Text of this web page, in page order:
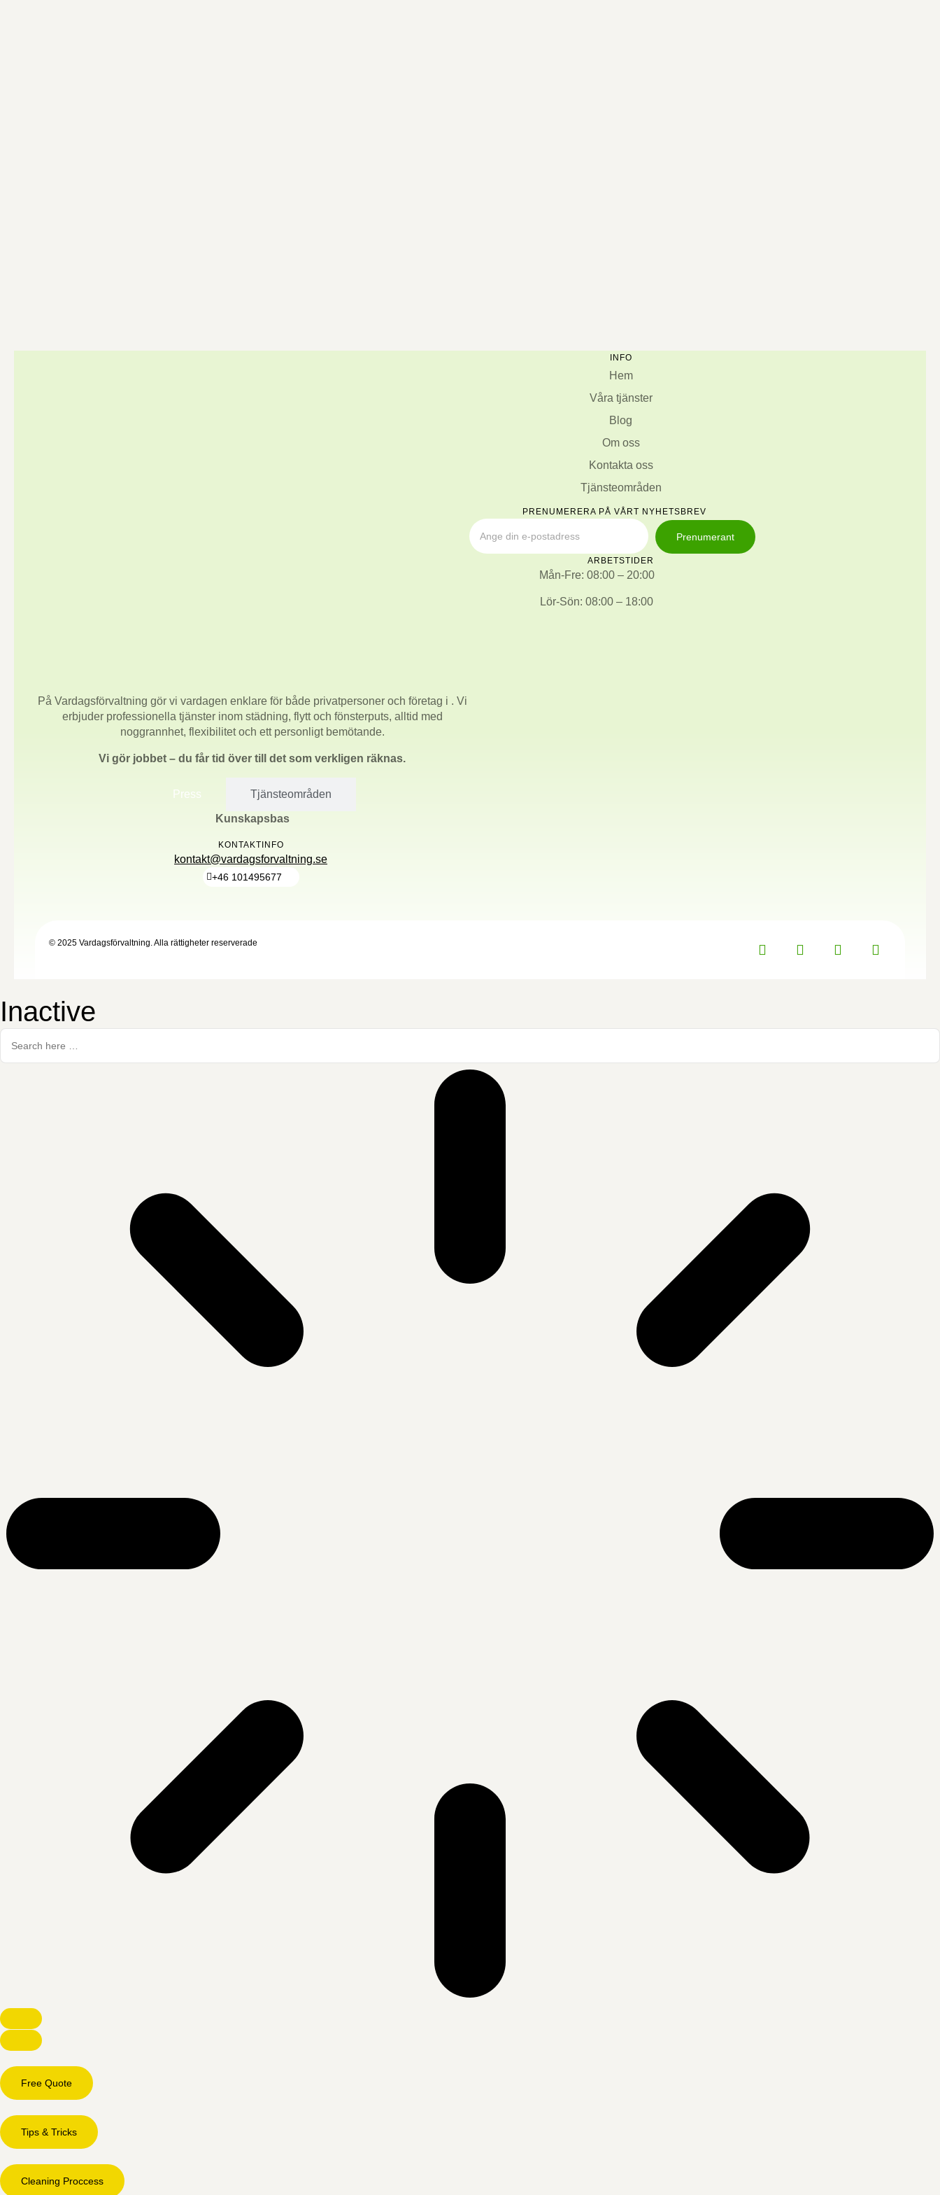
På Vardagsförvaltning gör vi vardagen enklare för både privatpersoner och företag i . Vi
erbjuder professionella tjänster inom städning, flytt och fönsterputs, alltid med
noggrannhet, flexibilitet och ett personligt bemötande.
Vi gör jobbet – du får tid över till det som verkligen räknas.
Press Tjänsteområden
Kunskapsbas
KONTAKTINFO
kontakt@vardagsforvaltning.se
+46 101495677
INFO
Hem
Våra tjänster
Blog
Om oss
Kontakta oss
Tjänsteområden
PRENUMERERA PÅ VÅRT NYHETSBREV
Prenumerant
ARBETSTIDER
Mån-Fre: 08:00 – 20:00
Lör-Sön: 08:00 – 18:00
© 2025 Vardagsförvaltning. Alla rättigheter reserverade
Inactive
Free Quote
Tips & Tricks
Cleaning Proccess